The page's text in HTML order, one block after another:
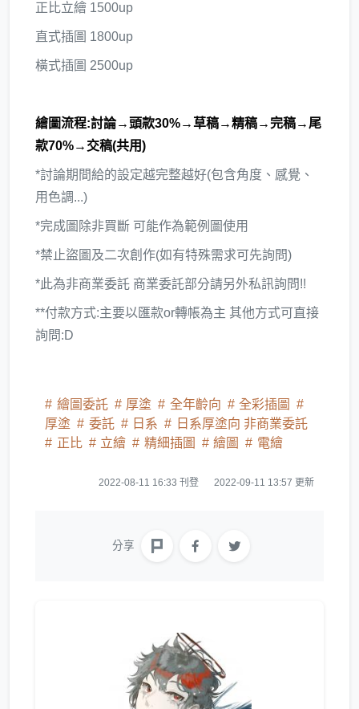
正比立繪 1500up
直式插圖 1800up
橫式插圖 2500up
繪圖流程:討論→頭款30%→草稿→精稿→完稿→尾
款70%→交稿(共用)
*討論期間給的設定越完整越好(包含角度、感覺、
用色調...)
*完成圖除非買斷 可能作為範例圖使用
*禁止盜圖及二次創作(如有特殊需求可先詢問)
*此為非商業委託 商業委託部分請另外私訊詢問!!
**付款方式:主要以匯款or轉帳為主 其他方式可直接
詢問:D
繪圖委託 厚塗 全年齡向
全彩插圖
厚塗
委託 日系
日系厚塗向 非商業委託
正比
立繪 精細插圖 繪圖 電繪
2022-08-11 16:33 刊登 2022-09-11 13:57 更新
分享